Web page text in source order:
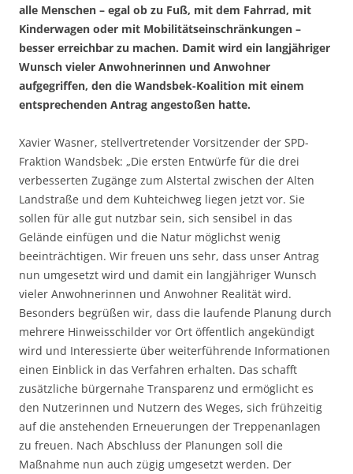
alle Menschen – egal ob zu Fuß, mit dem Fahrrad, mit
Kinderwagen oder mit Mobilitätseinschränkungen –
besser erreichbar zu machen. Damit wird ein langjähriger
Wunsch vieler Anwohnerinnen und Anwohner
aufgegriffen, den die Wandsbek-Koalition mit einem
entsprechenden Antrag angestoßen hatte.
Xavier Wasner, stellvertretender Vorsitzender der SPD-
Fraktion Wandsbek: „Die ersten Entwürfe für die drei
verbesserten Zugänge zum Alstertal zwischen der Alten
Landstraße und dem Kuhteichweg liegen jetzt vor. Sie
sollen für alle gut nutzbar sein, sich sensibel in das
Gelände einfügen und die Natur möglichst wenig
beeinträchtigen. Wir freuen uns sehr, dass unser Antrag
nun umgesetzt wird und damit ein langjähriger Wunsch
vieler Anwohnerinnen und Anwohner Realität wird.
Besonders begrüßen wir, dass die laufende Planung durch
mehrere Hinweisschilder vor Ort öffentlich angekündigt
wird und Interessierte über weiterführende Informationen
einen Einblick in das Verfahren erhalten. Das schafft
zusätzliche bürgernahe Transparenz und ermöglicht es
den Nutzerinnen und Nutzern des Weges, sich frühzeitig
auf die anstehenden Erneuerungen der Treppenanlagen
zu freuen. Nach Abschluss der Planungen soll die
Maßnahme nun auch zügig umgesetzt werden. Der